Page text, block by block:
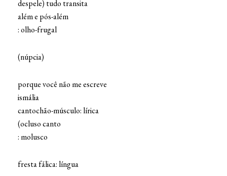
despele) tudo transita
além e pós-além
: olho-frugal
(núpcia)
porque você não me escreve
ismália
cantochão-músculo: lírica
(ocluso canto
: molusco
fresta fálica: língua